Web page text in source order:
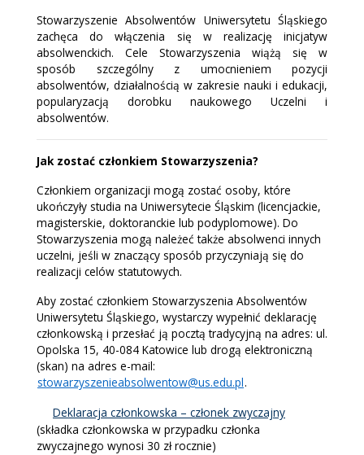
Stowarzyszenie Absolwentów Uniwersytetu Śląskiego
zachęca do włączenia się w realizację inicjatyw
absolwenckich. Cele Stowarzyszenia wiążą się w
sposób szczególny z umocnieniem pozycji
absolwentów, działalnością w zakresie nauki i edukacji,
popularyzacją dorobku naukowego Uczelni i
absolwentów.
Jak zostać członkiem Stowarzyszenia?
Członkiem organizacji mogą zostać osoby, które
ukończyły studia na Uniwersytecie Śląskim (licencjackie,
magisterskie, doktoranckie lub podyplomowe). Do
Stowarzyszenia mogą należeć także absolwenci innych
uczelni, jeśli w znaczący sposób przyczyniają się do
realizacji celów statutowych.
Aby zostać członkiem Stowarzyszenia Absolwentów
Uniwersytetu Śląskiego, wystarczy wypełnić deklarację
członkowską i przesłać ją pocztą tradycyjną na adres: ul.
Opolska 15, 40-084 Katowice lub drogą elektroniczną
(skan) na adres e-mail:
stowarzyszenieabsolwentow@us.edu.pl.
Deklaracja członkowska – członek zwyczajny
(składka członkowska w przypadku członka
zwyczajnego wynosi 30 zł rocznie)